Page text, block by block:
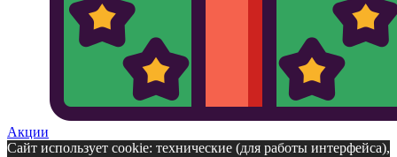
Акции
Сайт использует cookie: технические (для работы интерфейса),